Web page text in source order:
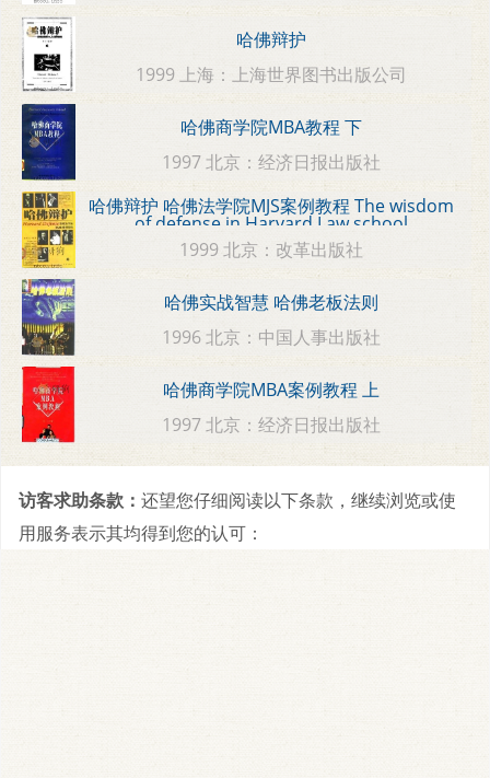
哈佛辩护
1999 上海：上海世界图书出版公司
哈佛商学院MBA教程 下
1997 北京：经济日报出版社
哈佛辩护 哈佛法学院MJS案例教程 The wisdom
of defense in Harvard Law school
1999 北京：改革出版社
哈佛实战智慧 哈佛老板法则
1996 北京：中国人事出版社
哈佛商学院MBA案例教程 上
1997 北京：经济日报出版社
访客求助条款： 还望您仔细阅读以下条款，继续浏览或使
用服务表示其均得到您的认可：